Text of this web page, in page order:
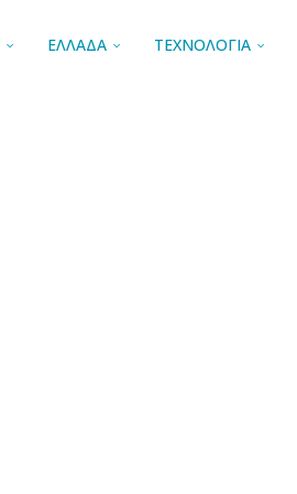
ΕΛΛΑΔΑ ΤΕΧΝΟΛΟΓΙΑ